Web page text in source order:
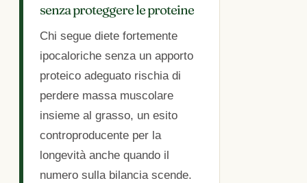
senza proteggere le proteine
Chi segue diete fortemente
ipocaloriche senza un apporto
proteico adeguato rischia di
perdere massa muscolare
insieme al grasso, un esito
controproducente per la
longevità anche quando il
numero sulla bilancia scende.